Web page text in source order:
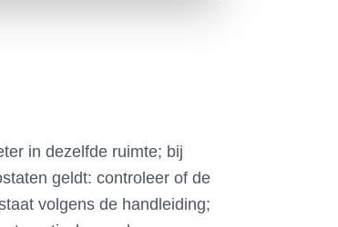
in dezelfde ruimte; bij
geldt: controleer of de
volgens de handleiding;